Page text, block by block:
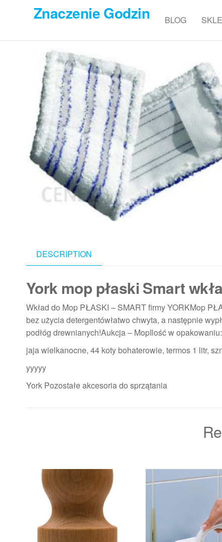
Znaczenie Godzin BLOG
DESCRIPTION
York mop płaski Smart
Wkład do Mop PŁASKI – SMART firmy YORKMop
bez użycia detergentówłatwo chwyta, a następnie
podłóg drewnianych!Aukcja – MopIlość w
jaja wielkanocne, 44 koty bohaterowie, termos 1 litr,
yyyyy
York Pozostałe akcesoria do sprzątania